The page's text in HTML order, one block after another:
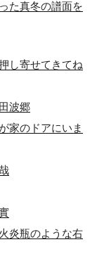
た真冬の譜面を
し寄せてきてね
波郷
家のドアにいま
炎瓶のような右